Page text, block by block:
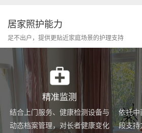
居家照护能力
足不出户，提供更贴近家庭场景的护理支持
精准监测
结合上门服务、健康检测设备与
动态档案管理，对长者健康变化
依托中
段支持